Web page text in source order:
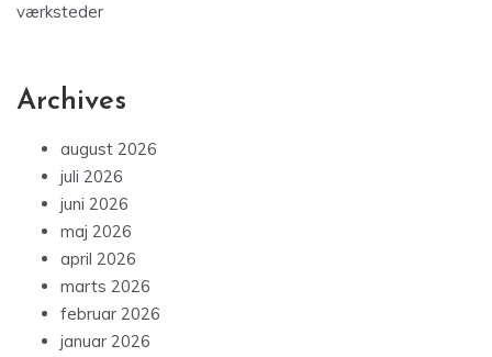
værksteder
Archives
august 2026
juli 2026
juni 2026
maj 2026
april 2026
marts 2026
februar 2026
januar 2026